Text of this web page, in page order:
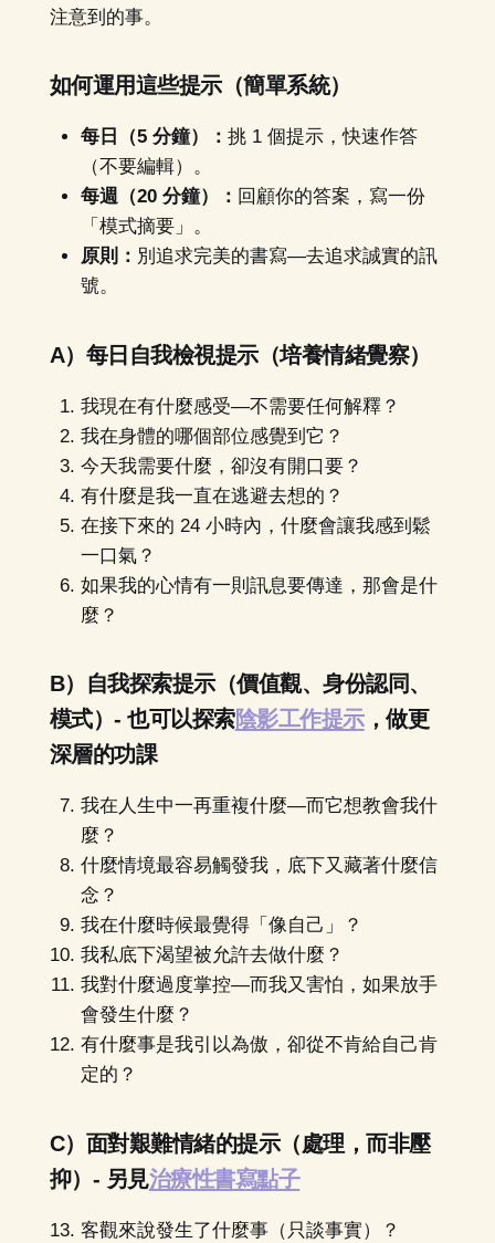
注意到的事。
如何運用這些提示（簡單系統）
每日（5 分鐘）： 挑 1 個提示，快速作答
（不要編輯）。
每週（20 分鐘）： 回顧你的答案，寫一份
「模式摘要」。
原則： 別追求完美的書寫—去追求誠實的訊
號。
A）每日自我檢視提示（培養情緒覺察）
我現在有什麼感受—不需要任何解釋？
我在身體的哪個部位感覺到它？
今天我需要什麼，卻沒有開口要？
有什麼是我一直在逃避去想的？
在接下來的 24 小時內，什麼會讓我感到鬆
一口氣？
如果我的心情有一則訊息要傳達，那會是什
麼？
B）自我探索提示（價值觀、身份認同、
模式）- 也可以探索陰影工作提示，做更
深層的功課
我在人生中一再重複什麼—而它想教會我什
麼？
什麼情境最容易觸發我，底下又藏著什麼信
念？
我在什麼時候最覺得「像自己」？
我私底下渴望被允許去做什麼？
我對什麼過度掌控—而我又害怕，如果放手
會發生什麼？
有什麼事是我引以為傲，卻從不肯給自己肯
定的？
C）面對艱難情緒的提示（處理，而非壓
抑）- 另見治療性書寫點子
客觀來說發生了什麼事（只談事實）？